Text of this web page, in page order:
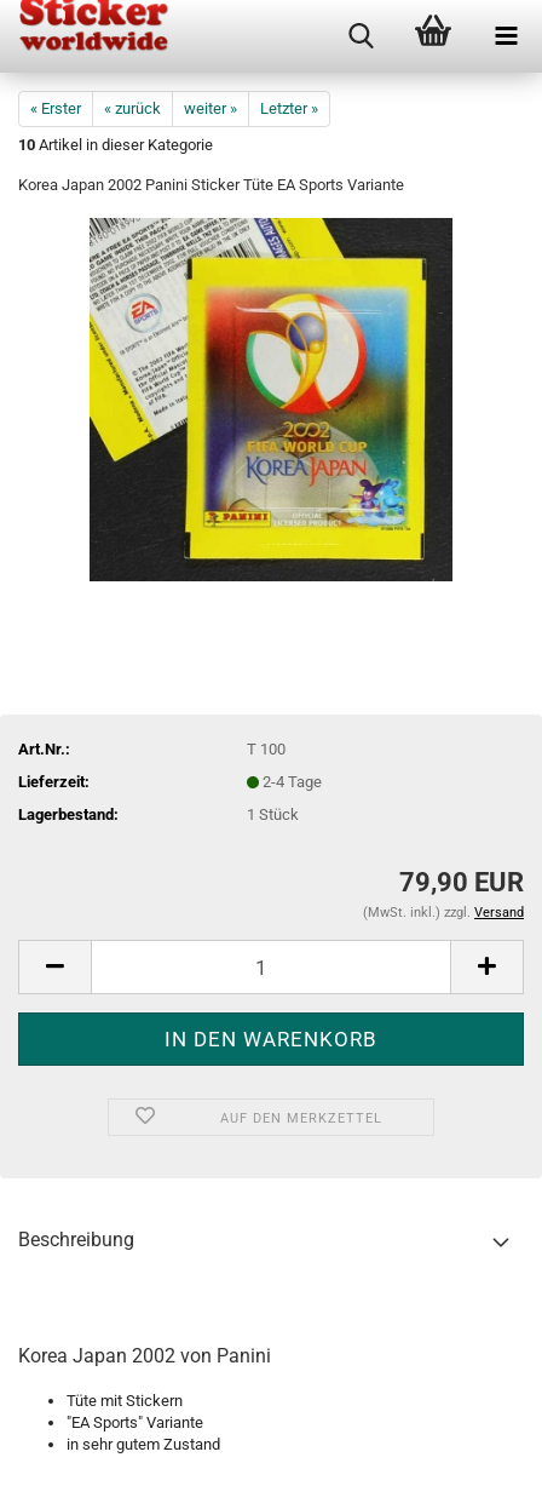
« Erster « zurück weiter »
Letzter »
10 Artikel in dieser Kategorie
Korea Japan 2002 Panini Sticker Tüte EA Sports Variante
Art.Nr.:
T 100
Lieferzeit:
2-4 Tage
Lagerbestand:
1Stück
79,90 EUR
(MwSt. inkl.) zzgl. Versand
AUF DEN MERKZETTEL
Beschreibung
Korea Japan 2002 von Panini
Tüte mit Stickern
"EA Sports" Variante
in sehr gutem Zustand